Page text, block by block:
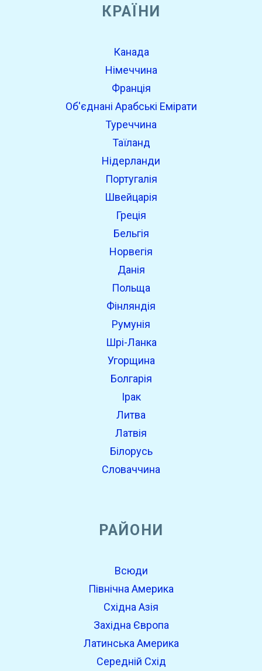
КРАЇНИ
Канада
Німеччина
Франція
Об'єднані Арабські Емірати
Туреччина
Таїланд
Нідерланди
Португалія
Швейцарія
Греція
Бельгія
Норвегія
Данія
Польща
Фінляндія
Румунія
Шрі-Ланка
Угорщина
Болгарія
Ірак
Литва
Латвія
Білорусь
Словаччина
РАЙОНИ
Всюди
Північна Америка
Східна Азія
Західна Європа
Латинська Америка
Середній Схід